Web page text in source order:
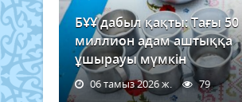
БҰҰ дабыл қақты: Тағы 50
миллион адам аштыққа
ұшырауы мүмкін
06 тамыз 2026 ж. 79